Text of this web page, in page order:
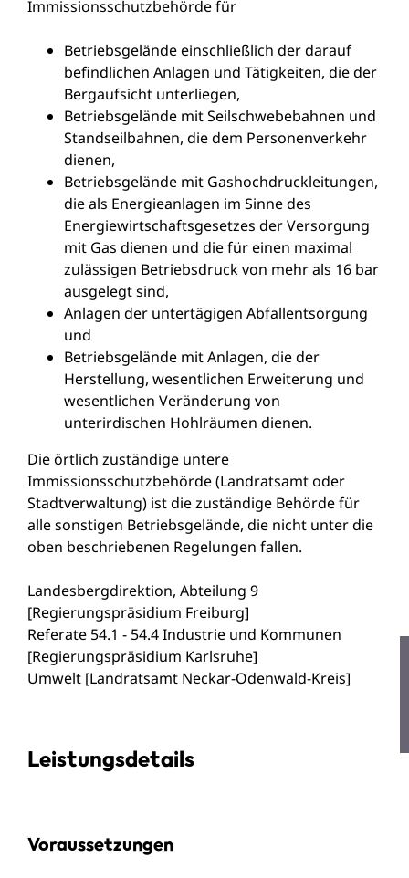
Immissionsschutzbehörde für
Betriebsgelände einschließlich der darauf
befindlichen Anlagen und Tätigkeiten, die der
Bergaufsicht unterliegen,
Betriebsgelände mit Seilschwebebahnen und
Standseilbahnen, die dem Personenverkehr
dienen,
Betriebsgelände mit Gashochdruckleitungen,
die als Energieanlagen im Sinne des
Energiewirtschaftsgesetzes der Versorgung
mit Gas dienen und die für einen maximal
zulässigen Betriebsdruck von mehr als 16 bar
ausgelegt sind,
Anlagen der untertägigen Abfallentsorgung
und
Betriebsgelände mit Anlagen, die der
Herstellung, wesentlichen Erweiterung und
wesentlichen Veränderung von
unterirdischen Hohlräumen dienen.
Die örtlich zuständige untere
Immissionsschutzbehörde (Landratsamt oder
Stadtverwaltung) ist die zuständige Behörde für
alle sonstigen Betriebsgelände, die nicht unter die
oben beschriebenen Regelungen fallen.
Landesbergdirektion, Abteilung 9
[Regierungspräsidium Freiburg]
Referate 54.1 - 54.4 Industrie und Kommunen
[Regierungspräsidium Karlsruhe]
Umwelt [Landratsamt Neckar-Odenwald-Kreis]
Leistungsdetails
Voraussetzungen